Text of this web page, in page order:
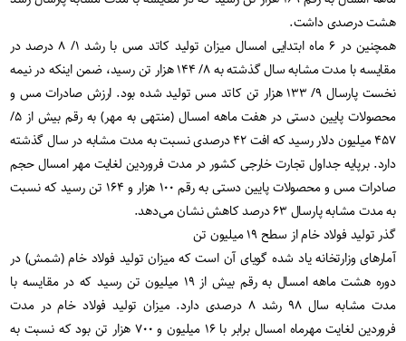
هشت درصدی داشت.
همچنین در ۶ ماه ابتدایی امسال میزان تولید کاتد مس با رشد ۱/ ۸ درصد در
مقایسه با مدت مشابه سال گذشته به ۸/ ۱۴۴ هزار تن رسید، ضمن اینکه در نیمه
نخست پارسال ۹/ ۱۳۳ هزار تن کاتد مس تولید شده بود. ارزش صادرات مس و
محصولات پایین دستی در هفت ماهه امسال (منتهی به مهر) به رقم بیش از ۵/
۴۵۷ میلیون دلار رسید که افت ۴۲ درصدی نسبت به مدت مشابه در سال گذشته
دارد. برپایه جداول تجارت خارجی کشور در مدت فروردین لغایت مهر امسال حجم
صادرات مس و محصولات پایین دستی به رقم ۱۰۰ هزار و ۱۶۴ تن رسید که نسبت
به مدت مشابه پارسال ۶۳ درصد کاهش نشان می‌دهد.
گذر تولید فولاد خام از سطح ۱۹ میلیون تن
آمارهای وزارتخانه یاد شده گویای آن است که میزان تولید فولاد خام (شمش) در
دوره هشت ماهه امسال به رقم بیش از ۱۹ میلیون تن رسید که در مقایسه با
مدت مشابه سال ۹۸ رشد ۸ درصدی دارد. میزان تولید فولاد خام در مدت
فروردین لغایت مهرماه امسال برابر با ۱۶ میلیون و ۷۰۰ هزار تن بود که نسبت به